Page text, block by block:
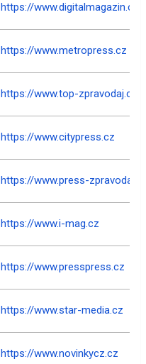
https://www.digitalmagazin.cz
https://www.metropress.cz
https://www.top-zpravodaj.cz
https://www.citypress.cz
https://www.press-
https://www.i-mag.cz
https://www.presspress.cz
https://www.star-media.cz
https://www.novinkycz.cz